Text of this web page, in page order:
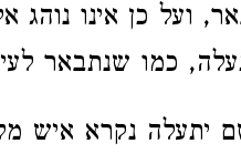
ועל כן אינו נוהג
כמו שנתבאר
יתעלה נקרא איש